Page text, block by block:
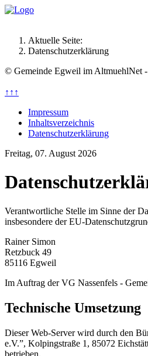
Aktuelle Seite:
Datenschutzerklärung
© Gemeinde Egweil im AltmuehlNet
↑↑↑
Impressum
Inhaltsverzeichnis
Datenschutzerklärung
Freitag, 07. August 2026
Verantwortliche Stelle im Sinne der
insbesondere der EU-
Rainer Simon
Retzbuck 49
85116 Egweil
Im Auftrag der VG Nassenfels -
Technische Umsetzung
Dieser Web-Server wird durch den
e.V.”, Kolpingstraße 1, 85072
betrieben.